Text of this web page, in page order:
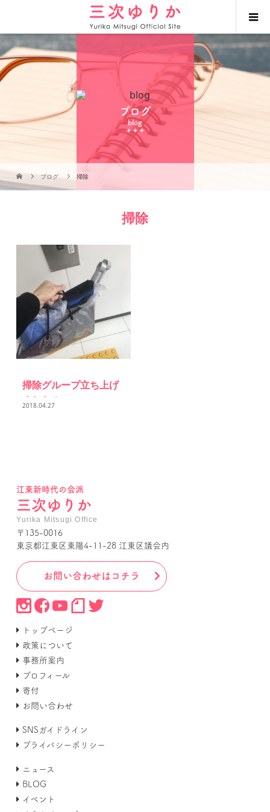
ブログ
blog
ブログ 掃除
掃除
掃除グループ立ち上げ
ました！
2018.04.27
江東新時代の会派
三次ゆりか
Yurika Mitsugi Office
〒135-0016
東京都江東区東陽4-11-28 江東区議会内
お問い合わせはコチラ
トップページ
政策について
事務所案内
プロフィール
寄付
お問い合わせ
SNSガイドライン
プライバシーポリシー
ニュース
BLOG
イベント